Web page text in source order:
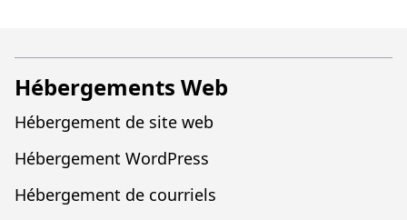
Hébergements Web
Hébergement de site web
Hébergement WordPress
Hébergement de courriels